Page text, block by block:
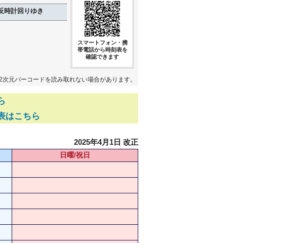
計回りゆき
スマートフォン・携
帯電話から時刻表を
確認できます
元バーコードを読み取れない場合があります。
はこちら
2025年4月1日 改正
日曜/祝日